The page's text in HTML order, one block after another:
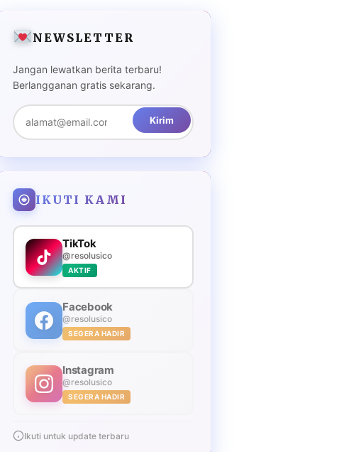
NEWSLETTER
Jangan lewatkan berita terbaru!
Berlangganan gratis sekarang.
Kirim
IKUTI KAMI
TikTok
@resolusico
AKTIF
Facebook
@resolusico
SEGERA HADIR
Instagram
@resolusico
SEGERA HADIR
Ikuti untuk update terbaru